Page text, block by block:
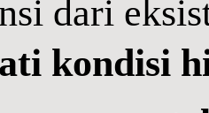
dari
kondisi